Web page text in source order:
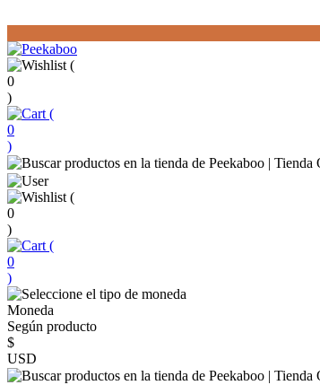
(
0
)
(
0
)
(
0
)
(
0
)
Moneda
Según producto
$
USD